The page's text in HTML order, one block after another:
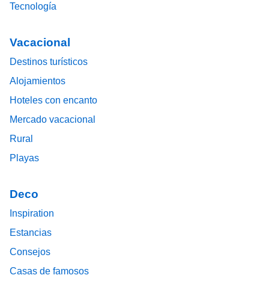
Tecnología
Vacacional
Destinos turísticos
Alojamientos
Hoteles con encanto
Mercado vacacional
Rural
Playas
Deco
Inspiration
Estancias
Consejos
Casas de famosos